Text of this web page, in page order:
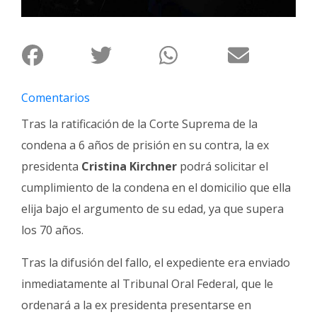
de
Familia
Clasificados
Fúnebres
Comentarios
Tras la ratificación de la Corte Suprema de la
condena a 6 años de prisión en su contra, la ex
presidenta Cristina Kirchner podrá solicitar el
cumplimiento de la condena en el domicilio que ella
elija bajo el argumento de su edad, ya que supera
los 70 años.
Tras la difusión del fallo, el expediente era enviado
inmediatamente al Tribunal Oral Federal, que le
ordenará a la ex presidenta presentarse en